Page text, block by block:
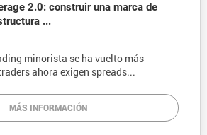
2.0: construir una marca de
...
minorista se ha vuelto más
ahora exigen spreads...
MÁS INFORMACIÓN